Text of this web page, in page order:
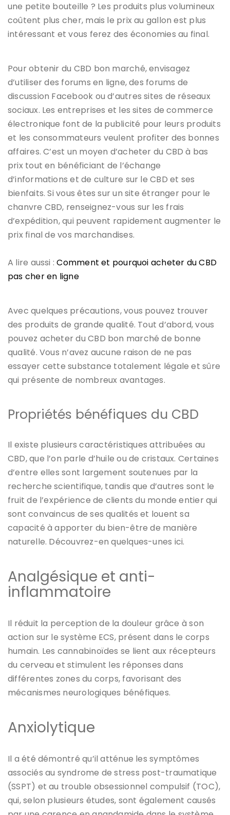
une petite bouteille ? Les produits plus volumineux
coûtent plus cher, mais le prix au gallon est plus
intéressant et vous ferez des économies au final.
Pour obtenir du CBD bon marché, envisagez
d’utiliser des forums en ligne, des forums de
discussion Facebook ou d’autres sites de réseaux
sociaux. Les entreprises et les sites de commerce
électronique font de la publicité pour leurs produits
et les consommateurs veulent profiter des bonnes
affaires. C’est un moyen d’acheter du CBD à bas
prix tout en bénéficiant de l’échange
d’informations et de culture sur le CBD et ses
bienfaits. Si vous êtes sur un site étranger pour le
chanvre CBD, renseignez-vous sur les frais
d’expédition, qui peuvent rapidement augmenter le
prix final de vos marchandises.
A lire aussi :Comment et pourquoi acheter du CBD
pas cher en ligne
Avec quelques précautions, vous pouvez trouver
des produits de grande qualité. Tout d’abord, vous
pouvez acheter du CBD bon marché de bonne
qualité. Vous n’avez aucune raison de ne pas
essayer cette substance totalement légale et sûre
qui présente de nombreux avantages.
Propriétés bénéfiques du CBD
Il existe plusieurs caractéristiques attribuées au
CBD, que l’on parle d’huile ou de cristaux. Certaines
d’entre elles sont largement soutenues par la
recherche scientifique, tandis que d’autres sont le
fruit de l’expérience de clients du monde entier qui
sont convaincus de ses qualités et louent sa
capacité à apporter du bien-être de manière
naturelle. Découvrez-en quelques-unes ici.
Analgésique et anti-
inflammatoire
Il réduit la perception de la douleur grâce à son
action sur le système ECS, présent dans le corps
humain. Les cannabinoïdes se lient aux récepteurs
du cerveau et stimulent les réponses dans
différentes zones du corps, favorisant des
mécanismes neurologiques bénéfiques.
Anxiolytique
Il a été démontré qu’il atténue les symptômes
associés au syndrome de stress post-traumatique
(SSPT) et au trouble obsessionnel compulsif (TOC),
qui, selon plusieurs études, sont également causés